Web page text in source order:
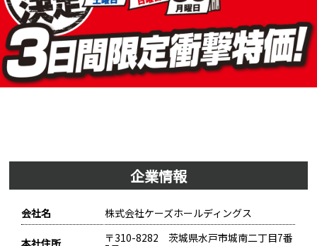
企業情報
会社名 株式会社ケーズホールディングス
〒310-8282 茨城県水戸市城南二丁目7番